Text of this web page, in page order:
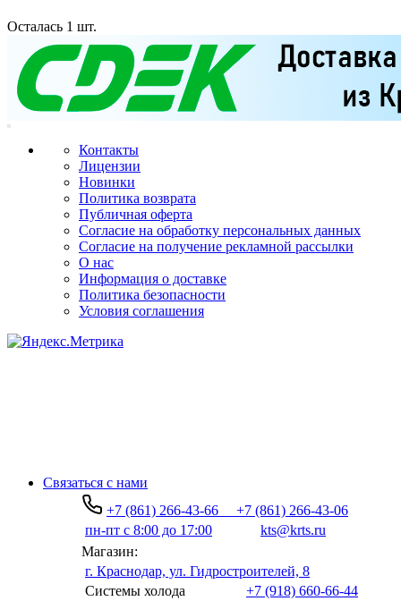
Осталась 1 шт.
Контакты
Лицензии
Новинки
Политика возврата
Публичная оферта
Согласие на обработку персональных данных
Согласие на получение рекламной рассылки
О нас
Информация о доставке
Политика безопасности
Условия соглашения
Связаться с нами
+7 (861) 266-43-66
+7 (861) 266-43-06
пн-пт с 8:00 до 17:00
kts@krts.ru
Магазин:
г. Краснодар, ул. Гидростроителей, 8
Системы холода
+7 (918) 660-66-44